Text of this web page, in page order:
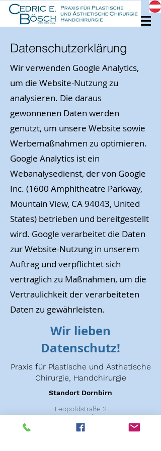
Datenschutzerklärung
Wir verwenden Google Analytics,
um die Website-Nutzung zu
analysieren. Die daraus
gewonnenen Daten werden
genutzt, um unsere Website sowie
Werbemaßnahmen zu optimieren.
Google Analytics ist ein
Webanalysedienst, der von Google
Inc. (1600 Amphitheatre Parkway,
Mountain View, CA 94043, United
States) betrieben und bereitgestellt
wird. Google verarbeitet die Daten
zur Website-Nutzung in unserem
Auftrag und verpflichtet sich
vertraglich zu Maßnahmen, um die
Vertraulichkeit der verarbeiteten
Daten zu gewährleisten.
Wir lieben
Datenschutz!
Praxis für Plastische und Ästhetische
Chirurgie, Handchirurgie
Standort Dornbirn
Leopoldstraße 2
6850 Dornbirn
+43 5572 28996